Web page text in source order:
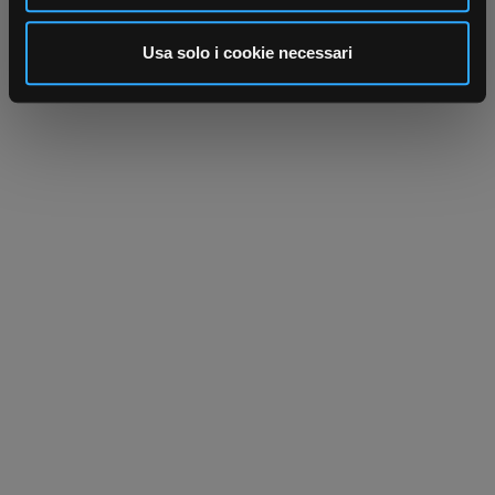
analizzare il nostro traffico. Condividiamo inoltre
informazioni sul modo in cui utilizza il nostro sito con i
nostri partner che si occupano di analisi dei dati web,
pubblicità e social media, i quali potrebbero combinarle
Usa solo i cookie necessari